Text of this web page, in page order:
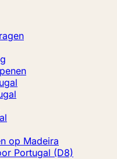
op Madeira
Portugal (D8)